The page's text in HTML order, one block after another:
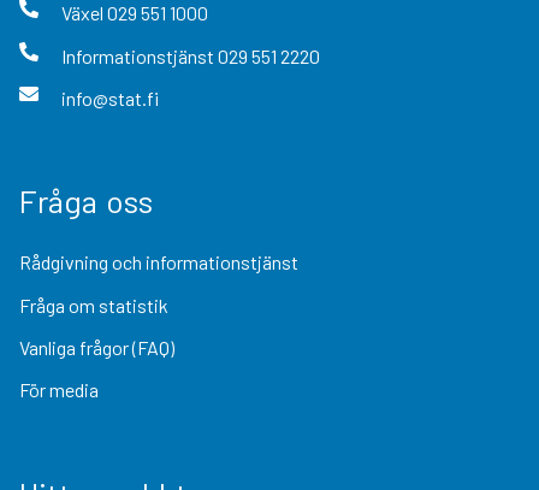
Växel 029 551 1000
Informationstjänst 029 551 2220
info@stat.fi
Fråga oss
Rådgivning och informationstjänst
Fråga om statistik
Vanliga frågor (FAQ)
För media